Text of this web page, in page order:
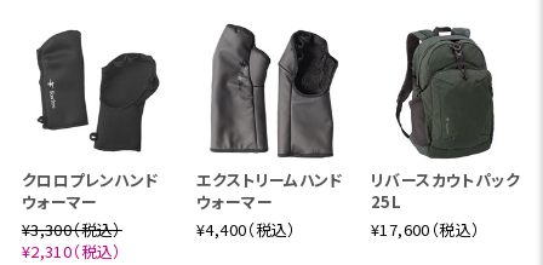
クロロプレンハンド
ウォーマー
¥3,300（税込）
¥2,310（税込）
エクストリームハンド
ウォーマー
¥4,400（税込）
リバースカウトパック
25L
¥17,600（税込）